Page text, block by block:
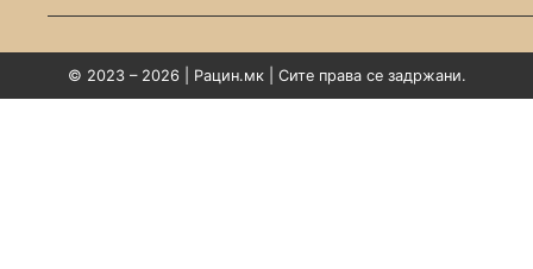
© 2023 – 2026 | Рацин.мк | Сите права се задржани.